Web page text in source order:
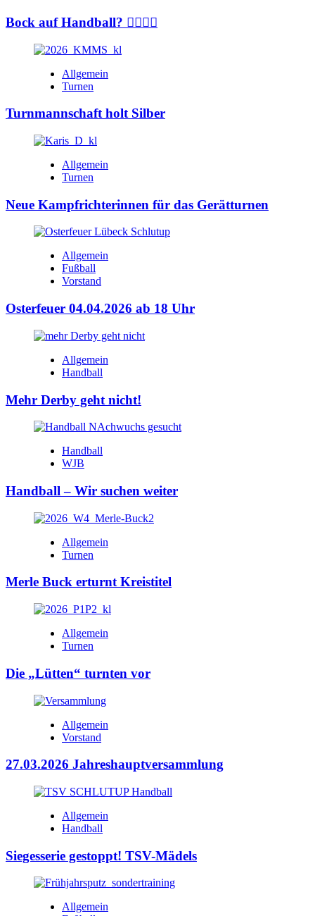
Bock auf Handball? 🤾‍♂️🤾‍♀️
Allgemein
Turnen
Turnmannschaft holt Silber
Allgemein
Turnen
Neue Kampfrichterinnen für das Gerätturnen
Allgemein
Fußball
Vorstand
Osterfeuer 04.04.2026 ab 18 Uhr
Allgemein
Handball
Mehr Derby geht nicht!
Handball
WJB
Handball – Wir suchen weiter
Allgemein
Turnen
Merle Buck erturnt Kreistitel
Allgemein
Turnen
Die „Lütten“ turnten vor
Allgemein
Vorstand
27.03.2026 Jahreshauptversammlung
Allgemein
Handball
Siegesserie gestoppt! TSV-Mädels
Allgemein